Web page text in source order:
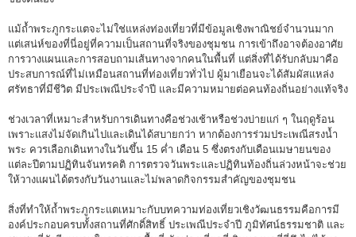
แม้ถ้ำพระภูกระแตจะไม่ใช่แหล่งท่องเที่ยวที่มีข้อมูลเชิงพาณิชย์จำนวนมาก
แต่เสน่ห์ของที่นี่อยู่ที่ความเป็นสถานที่จริงของชุมชน การเข้าถึงอาจต้องอาศัย
การวางแผนและการสอบถามเส้นทางจากคนในพื้นที่ แต่สิ่งที่ได้รับกลับมาคือ
ประสบการณ์ที่ไม่เหมือนสถานที่ท่องเที่ยวทั่วไป ผู้มาเยือนจะได้สัมผัสแหล่ง
ศรัทธาที่มีชีวิต มีประเพณีประจำปี และมีความหมายต่อคนท้องถิ่นอย่างแท้จริง
ช่วงเวลาที่เหมาะสำหรับการเดินทางคือช่วงเช้าหรือช่วงบ่ายแก่ ๆ ในฤดูร้อน
เพราะแสงไม่จัดเกินไปและเดินได้สบายกว่า หากต้องการร่วมประเพณีสรงน้ำ
พระ ควรเลือกเดินทางในวันขึ้น 15 ค่ำ เดือน 5 ซึ่งตรงกับเดือนเมษายนของ
แต่ละปีตามปฏิทินจันทรคติ การตรวจวันพระและปฏิทินท้องถิ่นล่วงหน้าจะช่วย
ให้วางแผนได้ตรงกับวันงานและไม่พลาดกิจกรรมสำคัญของชุมชน
สิ่งที่ทำให้ถ้ำพระภูกระแตเหมาะกับบทความท่องเที่ยวเชิงวัฒนธรรมคือการมี
องค์ประกอบครบทั้งสถานที่ศักดิ์สิทธิ์ ประเพณีประจำปี ภูมิทัศน์ธรรมชาติ และ